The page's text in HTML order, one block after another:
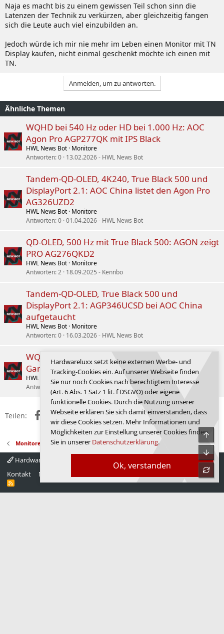
Naja es macht bis zu einem gewissen Teil schon sinn die
Latenzen der Technik zu verkürzen, aber gleichzeitig fangen
sich die Leute auch viel einzubilden an.
Jedoch würde ich mir nie mehr im Leben einen Monitor mit TN
Display kaufen, nicht einmal geschenkt möchte ich einen mit
TN.
Anmelden, um zu antworten.
Ähnliche Themen
WQHD bei 540 Hz oder HD bei 1.000 Hz: AOC
Agon Pro AGP277QK mit IPS Black
HWL News Bot Monitore
Antworten 0 13.02.2026 HWL News Bot
Tandem-QD-OLED, 4K240, True Black 500 und
DisplayPort 2.1: AOC China listet den Agon Pro
AG326UZD2
HWL News Bot Monitore
Antworten 0 01.04.2026 HWL News Bot
QD-OLED, 500 Hz mit True Black 500: AGON zeigt
PRO AG276QKD2
HWL News Bot Monitore
Antworten 2 18.09.2025 Kennbo
Tandem-QD-OLED, True Black 500 und
DisplayPort 2.1: AGP346UCSD bei AOC China
aufgetaucht
HWL News Bot Monitore
Antworten 0 16.03.2026 HWL News Bot
WQHD275, FHD360 oder HD540: Philips bringt
Gaming-Displays mit neuem Triple-Hz-Modus
HWL News Bot
Monitore
Antworten 5 05.07.2026 Morrich
Teilen: FacebookX (Twitter)
RedditWhatsApp
E-MailLink
Monitore
Hardwareluxx 4.0
Kontakt
Nutzungsbedingungen Startseite
R
Ok, verstanden
Hardwareluxx setzt keine externen Werbe- und
Tracking-Cookies ein. Auf unserer Webseite finden
Sie nur noch Cookies nach berechtigtem Interesse
(Art. 6 Abs. 1 Satz 1 lit. f DSGVO) oder eigene
funktionelle Cookies. Durch die Nutzung unserer
Webseite erklären Sie sich damit einverstanden, dass
wir diese Cookies setzen. Mehr Informationen und
Möglichkeiten zur Einstellung unserer Cookies finden
Sie in unserer Datenschutzerklärung.